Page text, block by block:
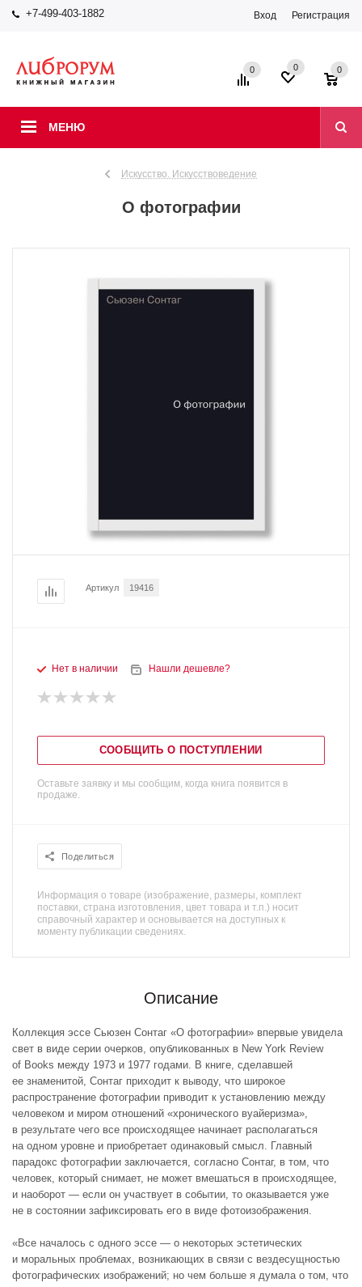
+7-499-403-1882 Вход Регистрация
МЕНЮ
0 0 0
Искусство. Искусствоведение
О фотографии
Артикул 19416
Нет в наличии Нашли дешевле?
СООБЩИТЬ О ПОСТУПЛЕНИИ
Оставьте заявку и мы сообщим, когда книга появится в
продаже.
Поделиться
Информация о товаре (изображение, размеры, комплект
поставки, страна изготовления, цвет товара и т.п.) носит
справочный характер и основывается на доступных к
моменту публикации сведениях.
Описание
Коллекция эссе Сьюзен Сонтаг «О фотографии» впервые увидела
свет в виде серии очерков, опубликованных в New York Review
of Books между 1973 и 1977 годами. В книге, сделавшей
ее знаменитой, Сонтаг приходит к выводу, что широкое
распространение фотографии приводит к установлению между
человеком и миром отношений «хронического вуайеризма»,
в результате чего все происходящее начинает располагаться
на одном уровне и приобретает одинаковый смысл. Главный
парадокс фотографии заключается, согласно Сонтаг, в том, что
человек, который снимает, не может вмешаться в происходящее,
и наоборот — если он участвует в событии, то оказывается уже
не в состоянии зафиксировать его в виде фотоизображения.
«Все началось с одного эссе — о некоторых эстетических
и моральных проблемах, возникающих в связи с вездесущностью
фотографических изображений; но чем больше я думала о том, что